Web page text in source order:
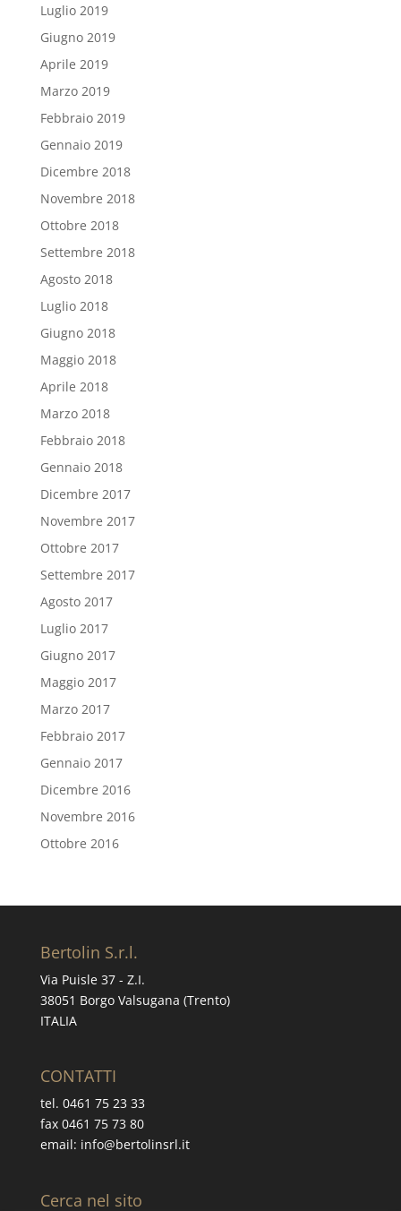
Luglio 2019
Giugno 2019
Aprile 2019
Marzo 2019
Febbraio 2019
Gennaio 2019
Dicembre 2018
Novembre 2018
Ottobre 2018
Settembre 2018
Agosto 2018
Luglio 2018
Giugno 2018
Maggio 2018
Aprile 2018
Marzo 2018
Febbraio 2018
Gennaio 2018
Dicembre 2017
Novembre 2017
Ottobre 2017
Settembre 2017
Agosto 2017
Luglio 2017
Giugno 2017
Maggio 2017
Marzo 2017
Febbraio 2017
Gennaio 2017
Dicembre 2016
Novembre 2016
Ottobre 2016
Bertolin S.r.l.
Via Puisle 37 - Z.I.
38051 Borgo Valsugana (Trento)
ITALIA
CONTATTI
tel. 0461 75 23 33
fax 0461 75 73 80
email: info@bertolinsrl.it
Cerca nel sito